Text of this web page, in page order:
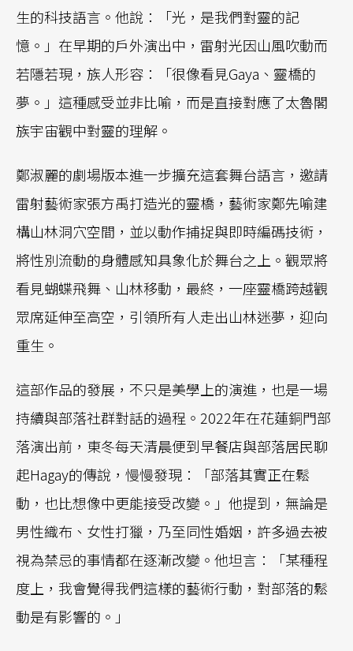
生的科技語言。他說：「光，是我們對靈的記
憶。」在早期的戶外演出中，雷射光因山風吹動而
若隱若現，族人形容：「很像看見Gaya、靈橋的
夢。」這種感受並非比喻，而是直接對應了太魯閣
族宇宙觀中對靈的理解。
鄭淑麗的劇場版本進一步擴充這套舞台語言，邀請
雷射藝術家張方禹打造光的靈橋，藝術家鄭先喻建
構山林洞穴空間，並以動作捕捉與即時編碼技術，
將性別流動的身體感知具象化於舞台之上。觀眾將
看見蝴蝶飛舞、山林移動，最終，一座靈橋跨越觀
眾席延伸至高空，引領所有人走出山林迷夢，迎向
重生。
這部作品的發展，不只是美學上的演進，也是一場
持續與部落社群對話的過程。2022年在花蓮銅門部
落演出前，東冬每天清晨便到早餐店與部落居民聊
起Hagay的傳說，慢慢發現：「部落其實正在鬆
動，也比想像中更能接受改變。」他提到，無論是
男性織布、女性打獵，乃至同性婚姻，許多過去被
視為禁忌的事情都在逐漸改變。他坦言：「某種程
度上，我會覺得我們這樣的藝術行動，對部落的鬆
動是有影響的。」